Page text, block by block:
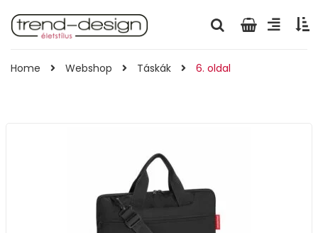
Home Webshop Táskák 6. oldal